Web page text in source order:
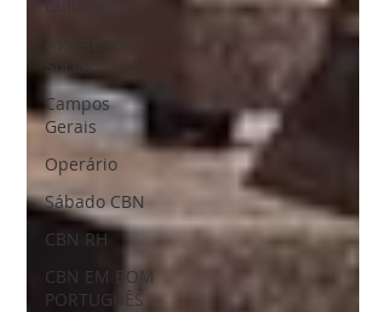
Social
Campos
Gerais
Operário
Sábado CBN
CBN RH
CBN EM BOM
PORTUGUÊS